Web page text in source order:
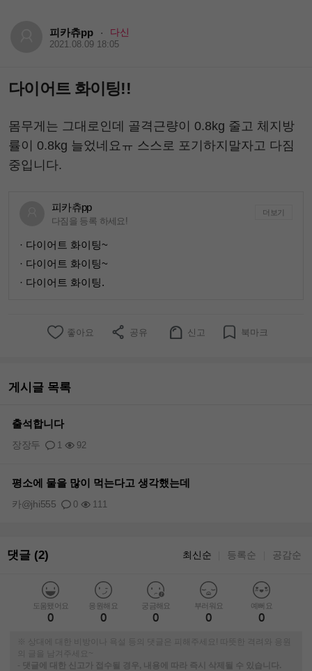
피카츄pp · 다신
2021.08.09 18:05
다이어트 화이팅!!
몸무게는 그대로인데 골격근량이 0.8kg 줄고 체지방
률이 0.8kg 늘었네요ㅠ 스스로 포기하지말자고 다짐
중입니다.
피카츄pp
다짐을 등록 하세요!
더보기
· 다이어트 화이팅~
· 다이어트 화이팅~
· 다이어트 화이팅.
좋아요 공유 신고 북마크
게시글 목록
출석합니다
1 92
장장두
평소에 물을 많이 먹는다고 생각했는데
0 111
카@jhi555
댓글 (2) 최신순 등록순 공감순
도움됐어요
0
응원해요
0
궁금해요
0
부러워요
0
예뻐요
0
※ 상대에 대한 비방이나 욕설 등의 댓글은 피해주세요! 따뜻한 격려와 응원
의 글을 남겨주세요~
-
댓글에 대한 신고가 접수될 경우, 내용에 따라 즉시 삭제될 수 있습니다.